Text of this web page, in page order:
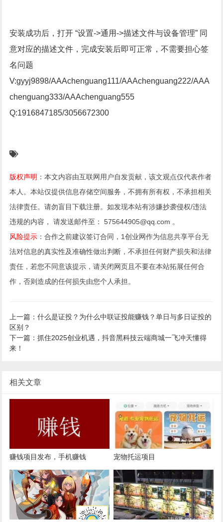
安装成功后，打开 “设置->通用->描述文件与设备管理” 同
意对应的描述文件，完成安装后即可正常，不需要担心签
名问题
V:gyyj9898/AAAchenguang111/AAAchenguang222/AAA
chenguang333/AAAchenguang555
Q:1916847185/3056672300
版权声明 ：本文内容由互联网用户自发贡献，该文观点仅代表作者
本人。本站仅提供信息存储空间服务，不拥有所有权，不承担相关
法律责任。请勿盲目下载注册。如发现本站有涉嫌抄袭侵权/违法
违规的内容， 请发送邮件至： 575644905@qq.com 。
风险提示 ：合作之前建议签订合同，1创业网作为信息共享平台无
法对信息的真实性及准确性做出判断，不承担任何财产损失和法律
责任，若您不同意该提示，请关闭网页且不要在本站拓展任何合
作，否则造成的任何损失由您个人承担。
上一篇：什么是证投？为什么中联证投能赚钱？单日与多日证投的
区别？
下一篇：抓住2025创业机遇，抖音黑科技云端商城一飞冲天懂得
来！
相关文章
赚钱项目发布，手机赚钱 宠物托运项目